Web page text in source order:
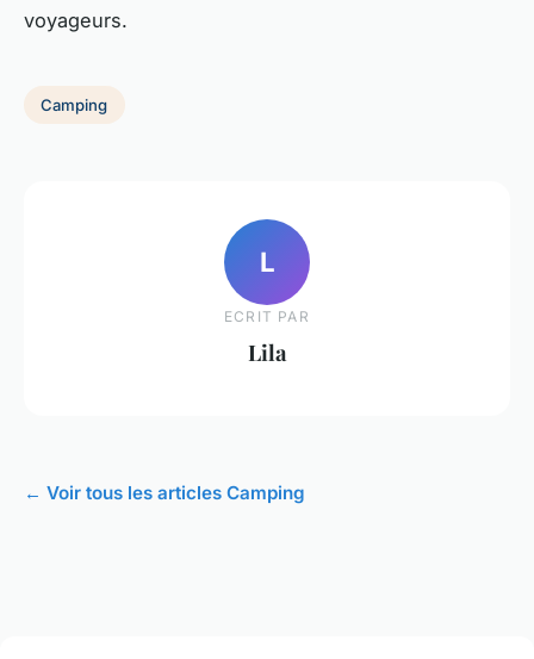
voyageurs.
Camping
L
ECRIT PAR
Lila
← Voir tous les articles Camping